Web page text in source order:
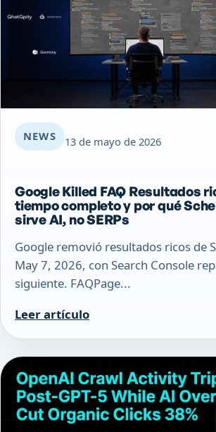
NEWS 13 de mayo de 2026
Google Killed FAQ Resultados
tiempo completo y por qué
sirve AI, no SERPs
Google removió resultados ricos de
May 7, 2026, con Search Console
siguiente. FAQPage...
Leer artículo